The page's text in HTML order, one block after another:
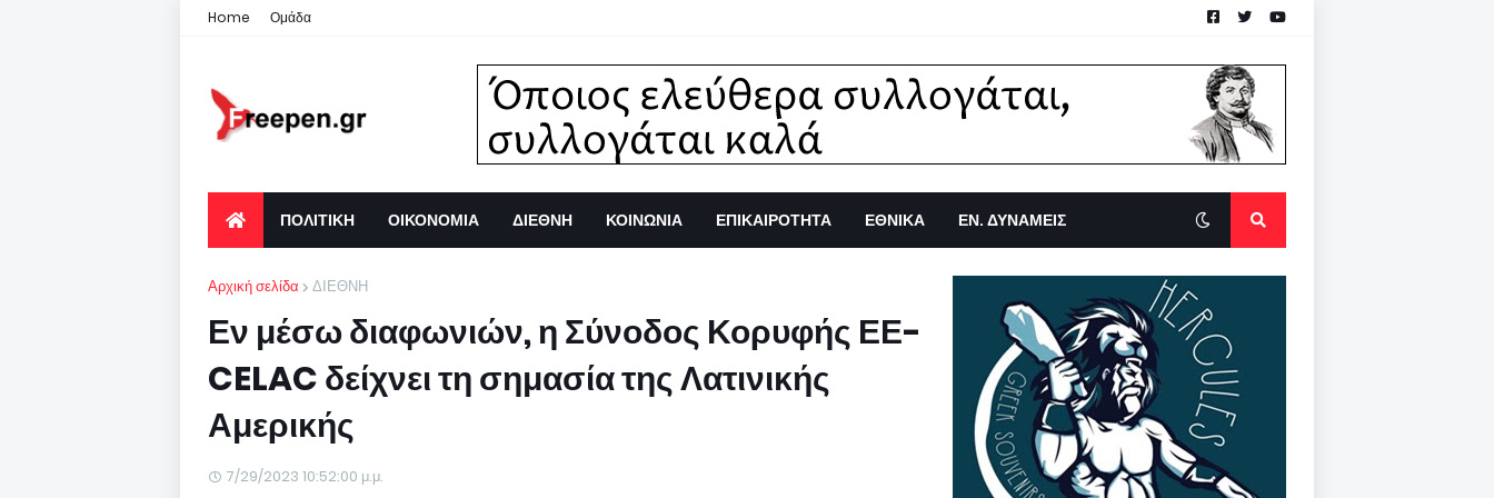
Home Ομάδα
ΠΟΛΙΤΙΚΗ ΟΙΚΟΝΟΜΙΑ ΔΙΕΘΝΗ ΚΟΙΝΩΝΙΑ ΕΠΙΚΑΙΡΟΤΗΤΑ ΕΘΝΙΚΑ ΕΝ. ΔΥΝΑΜΕΙΣ
Αρχική σελίδα ΔΙΕΘΝΗ
Εν μέσω διαφωνιών, η Σύνοδος Κορυφής ΕΕ-
CELAC δείχνει τη σημασία της Λατινικής
Αμερικής
7/29/2023 10:52:00 μ.μ.